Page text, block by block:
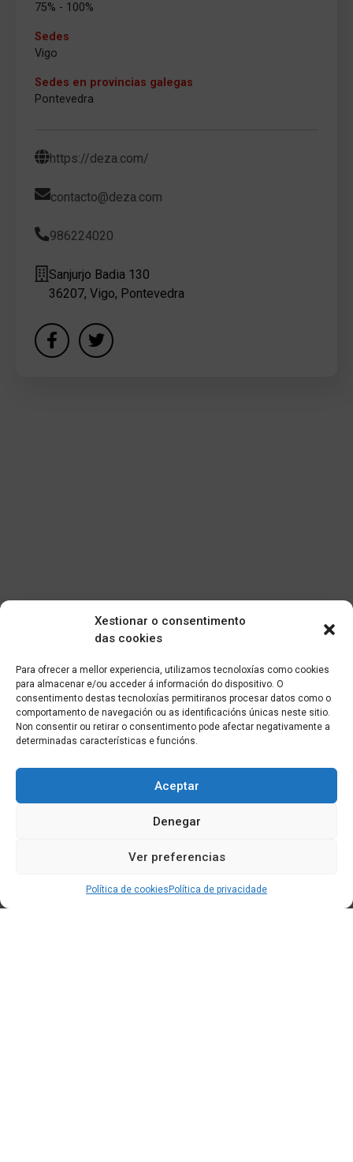
Xestionar o consentimento
das cookies
Para ofrecer a mellor experiencia, utilizamos tecnoloxías como cookies
para almacenar e/ou acceder á información do dispositivo. O
consentimento destas tecnoloxías permitiranos procesar datos como o
comportamento de navegación ou as identificacións únicas neste sitio.
Non consentir ou retirar o consentimento pode afectar negativamente a
determinadas características e funcións.
Aceptar
Denegar
Ver preferencias
Política de cookies Política de privacidade
75% - 100%
Sedes
Vigo
Sedes en provincias galegas
Pontevedra
https://deza.com/
contacto@deza.com
986224020
Sanjurjo Badia 130
36207, Vigo, Pontevedra